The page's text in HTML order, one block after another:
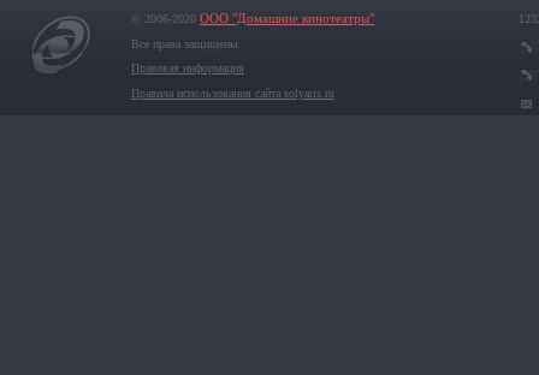
© 2006-2020 ООО "Домашние кинотеатры"
Все права защищены
Правовая информация
Правила использования сайта solyaris.ru